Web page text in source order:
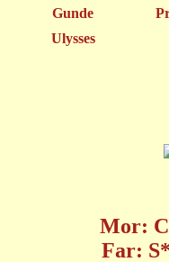
Gunde
Ulysses
Mor:
Far: